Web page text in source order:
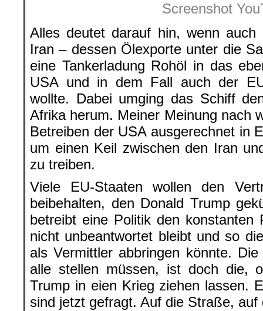
Screenshot
Alles deutet darauf hin, wenn
Iran – dessen Ölexporte unter die
eine Tankerladung Rohöl in das
USA und in dem Fall auch der
wollte. Dabei umging das Schiff
Afrika herum. Meiner Meinung nach
Betreiben der USA ausgerechnet in
um einen Keil zwischen den Iran
zu treiben.
Viele EU-Staaten wollen den
beibehalten, den Donald Trump
betreibt eine Politik den konstanten
nicht unbeantwortet bleibt und so
als Vermittler abbringen könnte.
alle stellen müssen, ist doch die,
Trump in eien Krieg ziehen lassen.
sind jetzt gefragt. Auf die Straße, auf